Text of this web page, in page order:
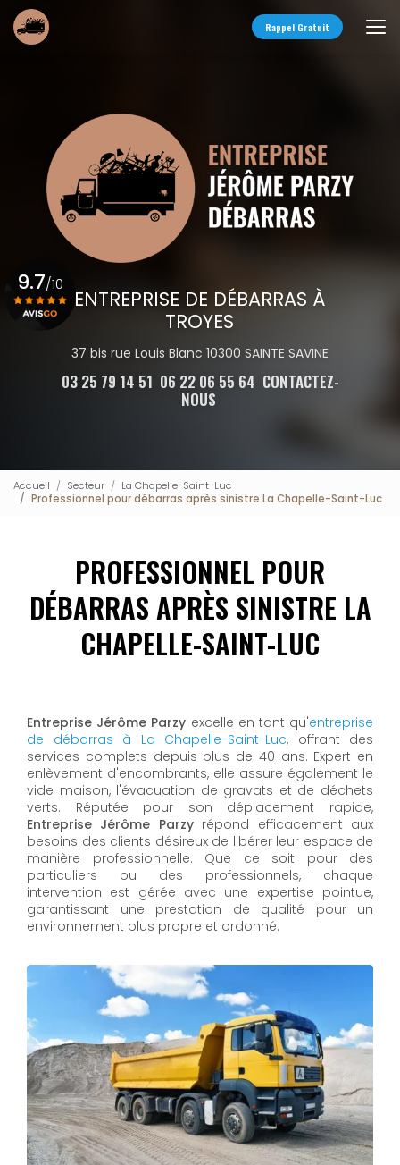
Aller
au
contenu
Rappel Gratuit
ENTREPRISE DE DÉBARRAS À
TROYES
37 bis rue Louis Blanc 10300 SAINTE SAVINE
03 25 79 14 51 06 22 06 55 64 CONTACTEZ-
NOUS
9.7/10
Accueil Secteur
La Chapelle-Saint-Luc
Professionnel pour débarras après sinistre La Chapelle-Saint-Luc
PROFESSIONNEL POUR
DÉBARRAS APRÈS SINISTRE LA
CHAPELLE-SAINT-LUC
Entreprise Jérôme Parzy excelle en tant qu'entreprise
de débarras à La Chapelle-Saint-Luc, offrant des
services complets depuis plus de 40 ans. Expert en
enlèvement d'encombrants, elle assure également le
vide maison, l'évacuation de gravats et de déchets
verts. Réputée pour son déplacement rapide,
Entreprise Jérôme Parzyrépond efficacement aux
besoins des clients désireux de libérer leur espace de
manière professionnelle. Que ce soit pour des
particuliers ou des professionnels, chaque
intervention est gérée avec une expertise pointue,
garantissant une prestation de qualité pour un
environnement plus propre et ordonné.